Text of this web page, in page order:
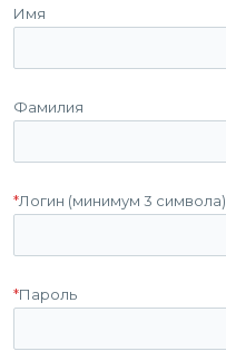
Имя
Фамилия
*Логин (минимум 3 символа)
*Пароль